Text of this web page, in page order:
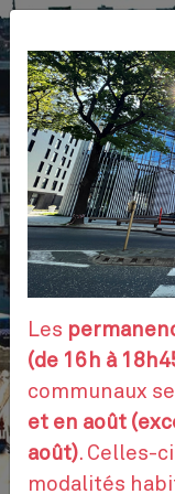
VOS
Les
(de 16h à
communaux
et en août
août). Celles-
modalités